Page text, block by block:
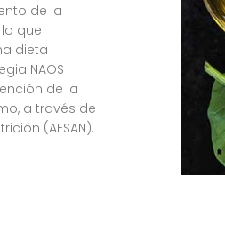
de la
que
dieta
NAOS
de la
a través de
(AESAN).